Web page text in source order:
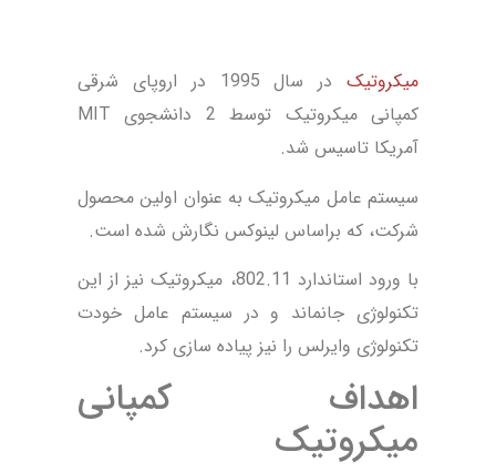
میکروتیک
در سال 1995 در اروپای شرقی
کمپانی میکروتیک توسط 2 دانشجوی MIT
آمریکا تاسیس شد.
سیستم عامل میکروتیک به عنوان اولین محصول
شرکت، که براساس لینوکس نگارش شده است.
با ورود استاندارد 802.11، میکروتیک نیز از این
تکنولوژی جانماند و در سیستم عامل خودت
تکنولوژی وایرلس را نیز پیاده سازی کرد.
اهداف کمپانی
میکروتیک